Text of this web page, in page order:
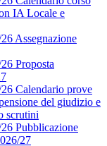
IA Locale e
Assegnazione
Proposta
Calendario prove
del giudizio e
scrutini
Pubblicazione
27